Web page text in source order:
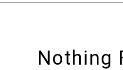
Nothing